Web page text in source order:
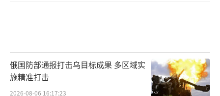
俄国防部通报打击乌目标成果 多区域实
施精准打击
2026-08-06 16:17:23